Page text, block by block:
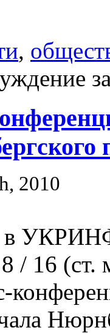
,
2010
в
/ 16 (ст.